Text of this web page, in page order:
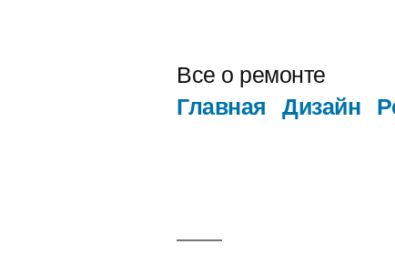
Все о ремонте
Главная Дизайн